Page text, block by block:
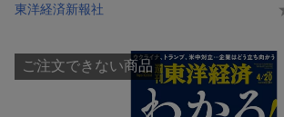
東洋経済新報社
ご注文できない商品